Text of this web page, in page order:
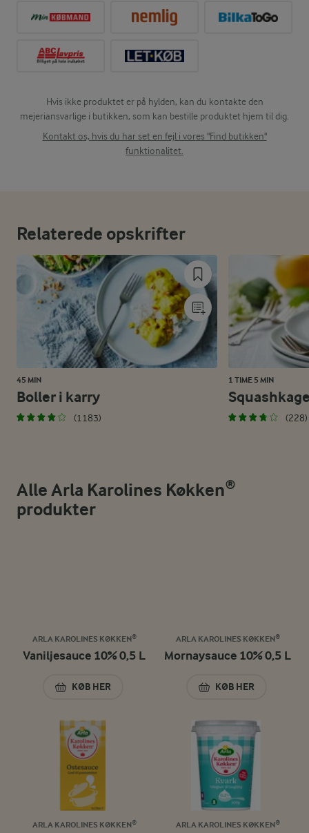
Hvis ikke produktet er på hylden, kan du kontakte den
mejeriansvarlige i butikken, som kan bestille produktet hjem til dig.
Kontakt os, hvis du har set en fejl i vores "Find butikken"
funktionalitet.
Relaterede opskrifter
45 MIN
Boller i karry
(1183)
1 TIME 5 MIN
(228)
Alle Arla Karolines Køkken®
produkter
ARLA KAROLINES KØKKEN®
Vaniljesauce 10% 0,5 L
KØB HER
VANILJESAUCE 10% 0,5 L
ARLA KAROLINES KØKKEN®
Mornaysauce 10% 0,5 L
KØB HER
MORNAYSAUCE
ARLA KAROLINES KØKKEN® ARLA KAROLINES KØKKEN®